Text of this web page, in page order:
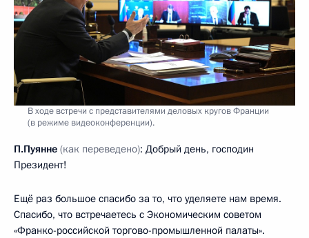
В ходе встречи с представителями деловых кругов Франции
(в режиме видеоконференции).
П.Пуянне (как переведено): Добрый день, господин
Президент!
Ещё раз большое спасибо за то, что уделяете нам время.
Спасибо, что встречаетесь с Экономическим советом
«Франко-российской торгово-промышленной палаты».